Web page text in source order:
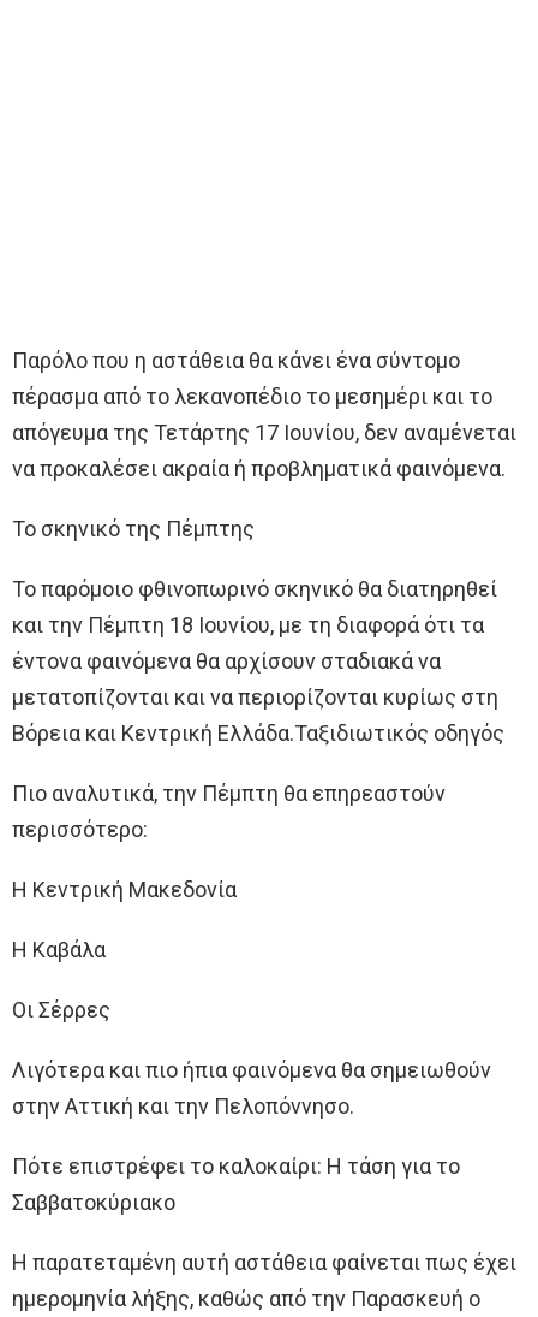
Παρόλο που η αστάθεια θα κάνει ένα σύντομο
πέρασμα από το λεκανοπέδιο το μεσημέρι και το
απόγευμα της Τετάρτης 17 Ιουνίου, δεν αναμένεται
να προκαλέσει ακραία ή προβληματικά φαινόμενα.
Το σκηνικό της Πέμπτης
Το παρόμοιο φθινοπωρινό σκηνικό θα διατηρηθεί
και την Πέμπτη 18 Ιουνίου, με τη διαφορά ότι τα
έντονα φαινόμενα θα αρχίσουν σταδιακά να
μετατοπίζονται και να περιορίζονται κυρίως στη
Βόρεια και Κεντρική Ελλάδα.Ταξιδιωτικός οδηγός
Πιο αναλυτικά, την Πέμπτη θα επηρεαστούν
περισσότερο:
Η Κεντρική Μακεδονία
Η Καβάλα
Οι Σέρρες
Λιγότερα και πιο ήπια φαινόμενα θα σημειωθούν
στην Αττική και την Πελοπόννησο.
Πότε επιστρέφει το καλοκαίρι: Η τάση για το
Σαββατοκύριακο
Η παρατεταμένη αυτή αστάθεια φαίνεται πως έχει
ημερομηνία λήξης, καθώς από την Παρασκευή ο